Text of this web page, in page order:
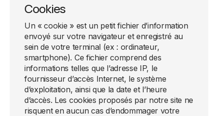
Cookies
Un « cookie » est un petit fichier d’information
envoyé sur votre navigateur et enregistré au
sein de votre terminal (ex : ordinateur,
smartphone). Ce fichier comprend des
informations telles que l’adresse IP, le
fournisseur d’accès Internet, le système
d’exploitation, ainsi que la date et l’heure
d’accès. Les cookies proposés par notre site ne
risquent en aucun cas d’endommager votre